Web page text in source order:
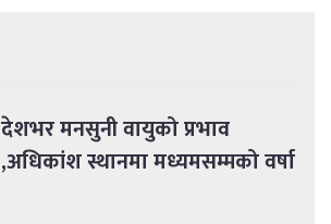
देशभर मनसुनी वायुको प्रभाव
,अधिकांश स्थानमा मध्यमसम्मको वर्षा